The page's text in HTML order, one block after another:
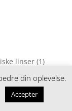
linser (1)
din oplevelse.
Accepter